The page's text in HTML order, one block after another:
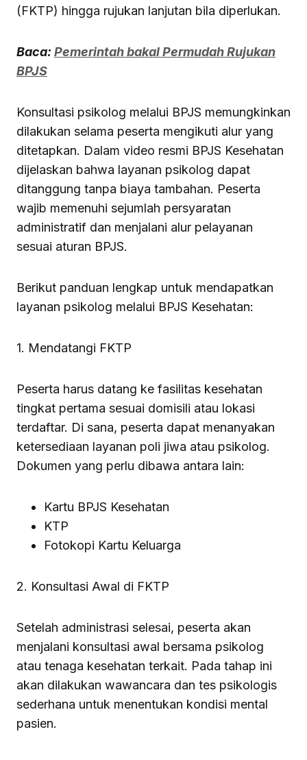
(FKTP) hingga rujukan lanjutan bila diperlukan.
Baca: Pemerintah bakal Permudah Rujukan
BPJS
Konsultasi psikolog melalui BPJS memungkinkan
dilakukan selama peserta mengikuti alur yang
ditetapkan. Dalam video resmi BPJS Kesehatan
dijelaskan bahwa layanan psikolog dapat
ditanggung tanpa biaya tambahan. Peserta
wajib memenuhi sejumlah persyaratan
administratif dan menjalani alur pelayanan
sesuai aturan BPJS.
Berikut panduan lengkap untuk mendapatkan
layanan psikolog melalui BPJS Kesehatan:
1. Mendatangi FKTP
Peserta harus datang ke fasilitas kesehatan
tingkat pertama sesuai domisili atau lokasi
terdaftar. Di sana, peserta dapat menanyakan
ketersediaan layanan poli jiwa atau psikolog.
Dokumen yang perlu dibawa antara lain:
Kartu BPJS Kesehatan
KTP
Fotokopi Kartu Keluarga
2. Konsultasi Awal di FKTP
Setelah administrasi selesai, peserta akan
menjalani konsultasi awal bersama psikolog
atau tenaga kesehatan terkait. Pada tahap ini
akan dilakukan wawancara dan tes psikologis
sederhana untuk menentukan kondisi mental
pasien.